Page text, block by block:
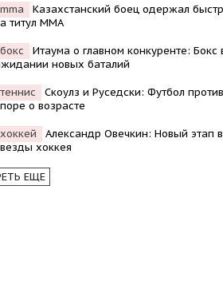
mma
Казахстанский боец одержал
титул MMA
бокс
Итаума о главном конкуренте: Бокс
новых баталий
теннис
Скоулз и Руседски: Футбол
о возрасте
хоккей
Александр Овечкин: Новый этап
хоккея
ЕЩЕ